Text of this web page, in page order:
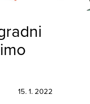
15. 1. 2022